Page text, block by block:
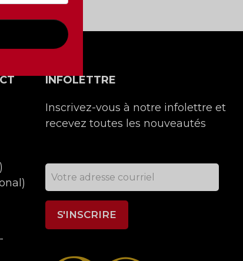
INFOLETTRE
Inscrivez-vous à notre infolettre et
recevez toutes les nouveautés